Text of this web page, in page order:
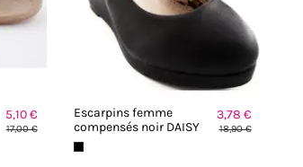
5,10 €
17,00 €
Escarpins femme
compensés noir DAISY
3,78 €
18,90 €